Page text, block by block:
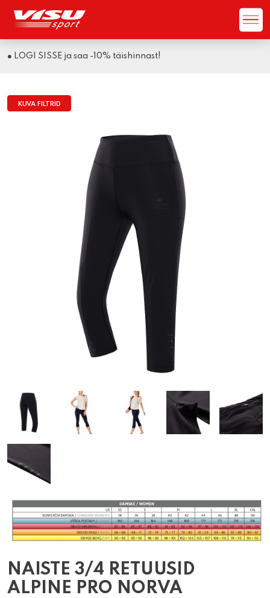
● LOGI SISSE ja saa -10% täishinnast!
KUVA FILTRID
NAISTE 3/4 RETUUSID
ALPINE PRO NORVA